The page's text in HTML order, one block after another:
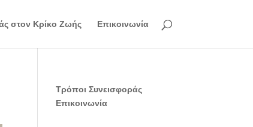
στον Κρίκο Ζωής Επικοινωνία
Τρόποι Συνεισφοράς
Επικοινωνία